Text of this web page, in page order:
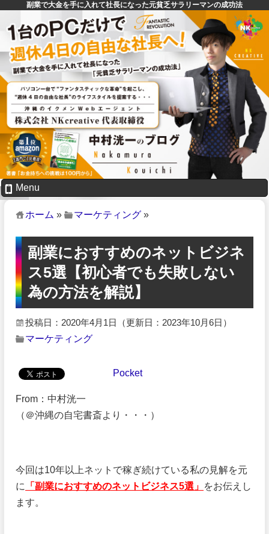
副業で大金を手に入れて社長になった元貧乏サラリーマンの成功法
Menu
ホーム » マーケティング »
副業におすすめのネットビジネ
ス5選【初心者でも失敗しない
為の方法を解説】
投稿日：2020年4月1日
（更新日：2023年10月6日）
マーケティング
Pocket
From：中村洸一
（＠沖縄の自宅書斎より・・・）
今回は10年以上ネットで稼ぎ続けている私の見解を元
に
「副業におすすめのネットビジネス5選」 をお伝えし
ます。